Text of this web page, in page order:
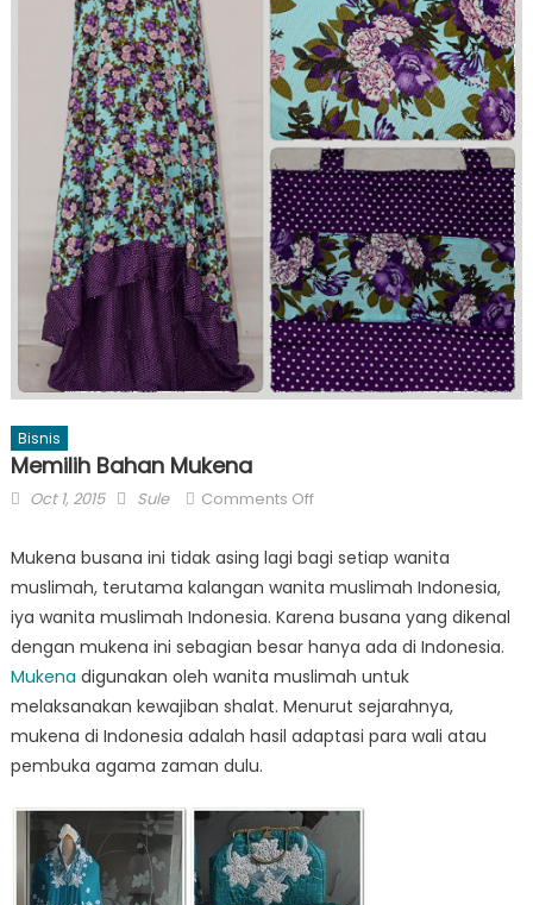
Bisnis
Memilih Bahan Mukena
Posted
Oct 1, 2015 Author
Sule Comments Offon
Bahan
Mukena
Mukena busana ini tidak asing lagi bagi setiap wanita
muslimah, terutama kalangan wanita muslimah Indonesia,
iya wanita muslimah Indonesia. Karena busana yang dikenal
dengan mukena ini sebagian besar hanya ada di Indonesia.
Mukena digunakan oleh wanita muslimah untuk
melaksanakan kewajiban shalat. Menurut sejarahnya,
mukena di Indonesia adalah hasil adaptasi para wali atau
pembuka agama zaman dulu.